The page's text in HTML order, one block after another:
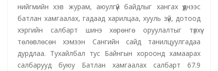
нийгмийн хэв журам, аюулгүй байдлыг хангах үүднээс
батлан хамгаалах, гадаад харилцаа, хууль зүй, дотоод
хэргийн салбарт шинэ хөрөнгө оруулалтыг түлхүү
төлөвлөсөн хэмээн Сангийн сайд танилцуулгадаа
дурдлаа. Тухайлбал тус Байнгын хороонд хамаарах
салбарууд буюу Батлан хамгаалах салбарт 67.9